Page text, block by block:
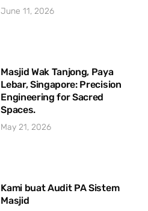
June 11, 2026
Masjid Wak Tanjong, Paya
Lebar, Singapore: Precision
Engineering for Sacred
Spaces.
May 21, 2026
Kami buat Audit PA Sistem
Masjid